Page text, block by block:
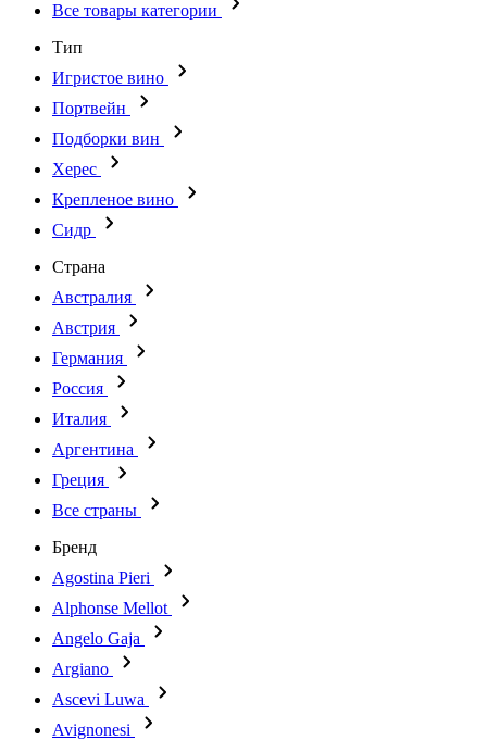
Все товары категории
Тип
Игристое вино
Портвейн
Подборки вин
Херес
Крепленое вино
Сидр
Страна
Австралия
Австрия
Германия
Россия
Италия
Аргентина
Греция
Все страны
Бренд
Agostina Pieri
Alphonse Mellot
Angelo Gaja
Argiano
Ascevi Luwa
Avignonesi